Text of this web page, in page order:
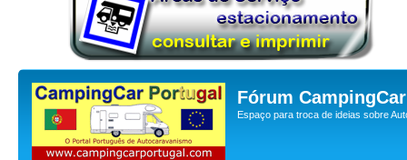
Fórum
Espaço para troca de ideias sobre